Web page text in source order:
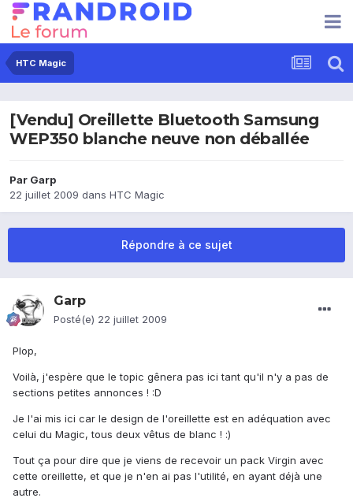
HTC Magic
[Vendu] Oreillette Bluetooth Samsung
WEP350 blanche neuve non déballée
Par Garp
22 juillet 2009 dans HTC Magic
Répondre à ce sujet
Garp
Posté(e) 22 juillet 2009
Plop,
Voilà, j'espère que le topic gênera pas ici tant qu'il n'y a pas de
sections petites annonces ! :D
Je l'ai mis ici car le design de l'oreillette est en adéquation avec
celui du Magic, tous deux vêtus de blanc ! :)
Tout ça pour dire que je viens de recevoir un pack Virgin avec
cette oreillette, et que je n'en ai pas l'utilité, en ayant déjà une
autre.